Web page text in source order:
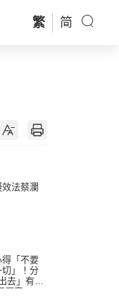
繁 简
法蔡瀾
得「不要
」！分
去」有著
厲害